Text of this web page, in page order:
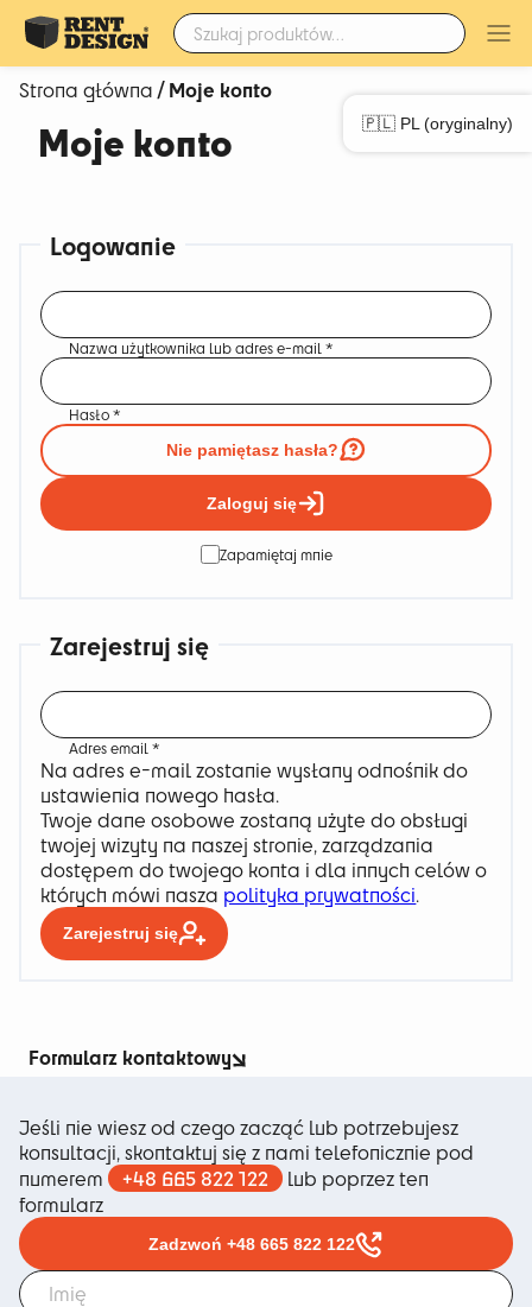
Szukaj:
🇵🇱 PL (oryginalny)
Strona główna/ Moje konto
Moje konto
Logowanie
Nazwa użytkownika lub adres e-mail*
Hasło*
Nie pamiętasz hasła?
Zapamiętaj mnie
Zaloguj się
Zarejestruj się
Adres email*
Na adres e-mail zostanie wysłany odnośnik do
ustawienia nowego hasła.
Twoje dane osobowe zostaną użyte do obsługi
twojej wizyty na naszej stronie, zarządzania
dostępem do twojego konta i dla innych celów o
których mówi nasza polityka prywatności.
Zarejestruj się
Formularz kontaktowy
Jeśli nie wiesz od czego zacząć lub potrzebujesz
konsultacji, skontaktuj się z nami telefonicznie pod
numerem
+48 665 822 122
lub poprzez ten
formularz
Zadzwoń +48 665 822 122